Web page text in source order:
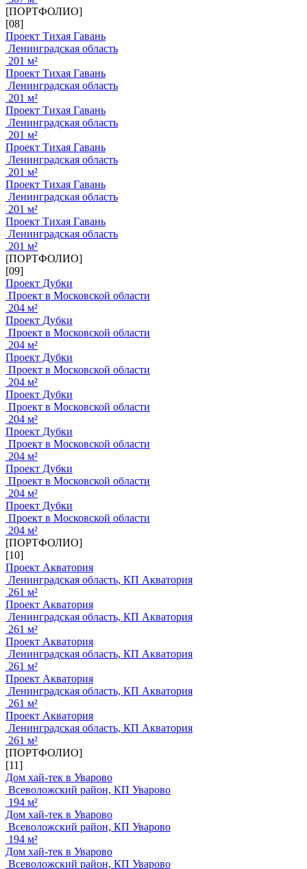
[ПОРТФОЛИО]
[08]
Проект Тихая Гавань
Ленинградская область
201 м²
Проект Тихая Гавань
Ленинградская область
201 м²
Проект Тихая Гавань
Ленинградская область
201 м²
Проект Тихая Гавань
Ленинградская область
201 м²
Проект Тихая Гавань
Ленинградская область
201 м²
Проект Тихая Гавань
Ленинградская область
201 м²
[ПОРТФОЛИО]
[09]
Проект Дубки
Проект в Московской области
204 м²
Проект Дубки
Проект в Московской области
204 м²
Проект Дубки
Проект в Московской области
204 м²
Проект Дубки
Проект в Московской области
204 м²
Проект Дубки
Проект в Московской области
204 м²
Проект Дубки
Проект в Московской области
204 м²
Проект Дубки
Проект в Московской области
204 м²
[ПОРТФОЛИО]
[10]
Проект Акватория
Ленинградская область, КП Акватория
261 м²
Проект Акватория
Ленинградская область, КП Акватория
261 м²
Проект Акватория
Ленинградская область, КП Акватория
261 м²
Проект Акватория
Ленинградская область, КП Акватория
261 м²
Проект Акватория
Ленинградская область, КП Акватория
261 м²
[ПОРТФОЛИО]
[11]
Дом хай-тек в Уварово
Всеволожский район, КП Уварово
194 м²
Дом хай-тек в Уварово
Всеволожский район, КП Уварово
194 м²
Дом хай-тек в Уварово
Всеволожский район, КП Уварово